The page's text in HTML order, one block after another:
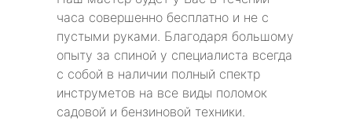
часа совершенно бесплатно и не с
пустыми руками. Благодаря большому
опыту за спиной у специалиста всегда
с собой в наличии полный спектр
инструметов на все виды поломок
садовой и бензиновой техники.